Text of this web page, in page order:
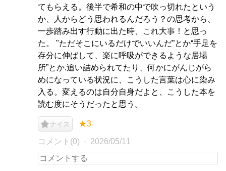
てもらえる。後半で希和の中で吹っ切れたという
か、人からどう思われるんだろう？の思考から、
一歩踏み出す行動に出た時、これ大事！と思っ
た。 "ただそこにいるだけでいいんだ”とか“手足を
存分に伸ばして、楽に呼吸ができるような居場
所”とか.追い詰められてたり、何かにがんじがら
めになっている状況に、こうした言葉は心に染み
入る。変えるのは自分自身だよと、こうした本を
読む度にそうだったと思う。
ナイス ★3
コメント(0) 2026/05/11